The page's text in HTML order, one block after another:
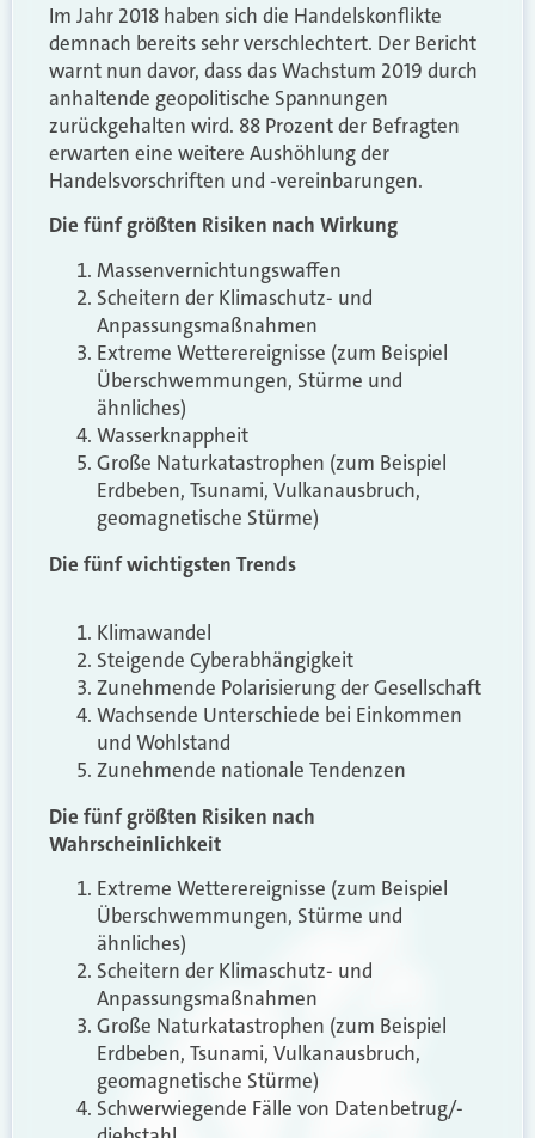
Im Jahr 2018 haben sich die Handelskonflikte
demnach bereits sehr verschlechtert. Der Bericht
warnt nun davor, dass das Wachstum 2019 durch
anhaltende geopolitische Spannungen
zurückgehalten wird. 88 Prozent der Befragten
erwarten eine weitere Aushöhlung der
Handelsvorschriften und -vereinbarungen.
Die fünf größten Risiken nach Wirkung
Massenvernichtungswaffen
Scheitern der Klimaschutz- und
Anpassungsmaßnahmen
Extreme Wetterereignisse (zum Beispiel
Überschwemmungen, Stürme und
ähnliches)
Wasserknappheit
Große Naturkatastrophen (zum Beispiel
Erdbeben, Tsunami, Vulkanausbruch,
geomagnetische Stürme)
Die fünf wichtigsten Trends
Klimawandel
Steigende Cyberabhängigkeit
Zunehmende Polarisierung der Gesellschaft
Wachsende Unterschiede bei Einkommen
und Wohlstand
Zunehmende nationale Tendenzen
Die fünf größten Risiken nach
Wahrscheinlichkeit
Extreme Wetterereignisse (zum Beispiel
Überschwemmungen, Stürme und
ähnliches)
Scheitern der Klimaschutz- und
Anpassungsmaßnahmen
Große Naturkatastrophen (zum Beispiel
Erdbeben, Tsunami, Vulkanausbruch,
geomagnetische Stürme)
Schwerwiegende Fälle von Datenbetrug/-